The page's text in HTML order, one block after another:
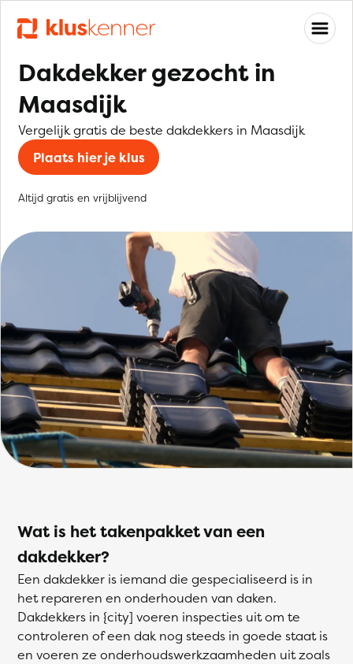
Dakdekker gezocht in
Maasdijk
Vergelijk gratis de beste dakdekkers in Maasdijk
Plaats hier je klus
Altijd gratis en vrijblijvend
Wat is het takenpakket van een
dakdekker?
Een dakdekker is iemand die gespecialiseerd is in
het repareren en onderhouden van daken.
Dakdekkers in {city] voeren inspecties uit om te
controleren of een dak nog steeds in goede staat is
en voeren ze onderhoudswerkzaamheden uit zoals